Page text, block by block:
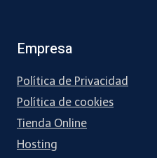
Empresa
Política de Privacidad
Política de cookies
Tienda Online
Hosting